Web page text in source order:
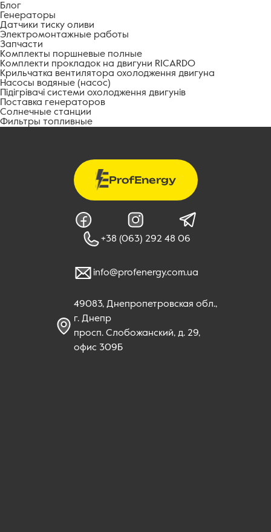
Блог
Генераторы
Датчики тиску оливи
Электромонтажные работы
Запчасти
Комплекты поршневые полные
Комплекти прокладок на двигуни RICARDO
Крильчатка вентилятора охолодження двигуна
Насосы водяные (насос)
Підігрівачі системи охолодження двигунів
Поставка генераторов
Солнечные станции
Фильтры топливные
ProfEnergy
+38 (063) 292 48 06
info@profenergy.com.ua
49083, Днепропетровская обл.,
г. Днепр
просп. Слобожанский, д. 29,
офис 309Б